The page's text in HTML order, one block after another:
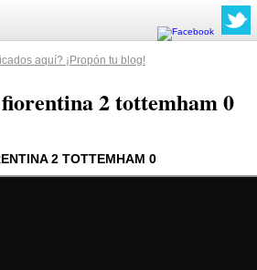
aquí? ¡Propón tu blog!
2 tottemham 0
2 TOTTEMHAM 0